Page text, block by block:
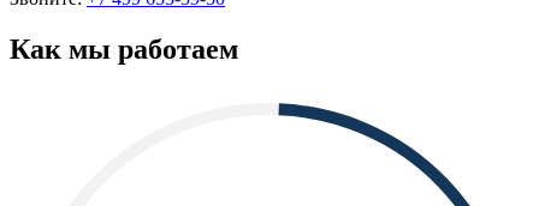
Как мы работаем